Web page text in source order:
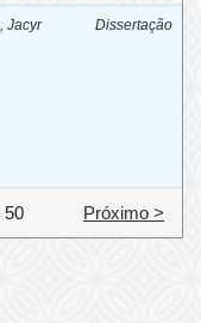
Jacyr Dissertação
50 Próximo >